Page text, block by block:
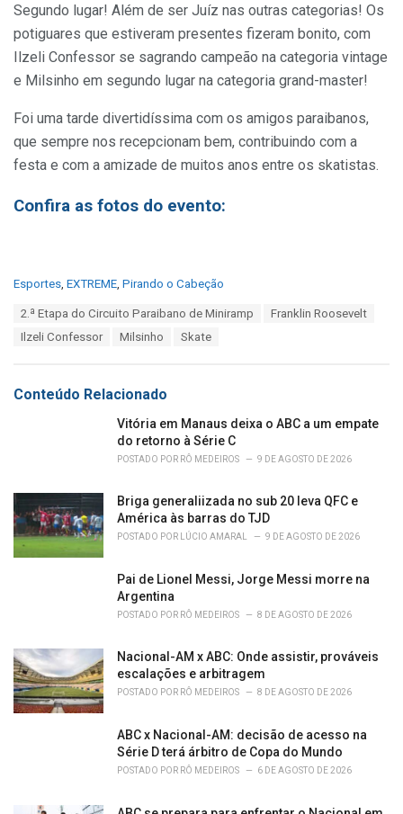
Segundo lugar! Além de ser Juíz nas outras categorias! Os
potiguares que estiveram presentes fizeram bonito, com
Ilzeli Confessor se sagrando campeão na categoria vintage
e Milsinho em segundo lugar na categoria grand-master!
Foi uma tarde divertidíssima com os amigos paraibanos,
que sempre nos recepcionam bem, contribuindo com a
festa e com a amizade de muitos anos entre os skatistas.
Confira as fotos do evento:
C
i
Esportes EXTREME Pirando o Cabeção
2.ª Etapa do Circuito Paraibano de Miniramp
Franklin Roosevelt
Ilzeli Confessor
Milsinho Skate
Conteúdo Relacionado
Vitória em Manaus deixa o ABC a um empate
do retorno à Série C
POSTADO POR RÔ MEDEIROS 9 DE AGOSTO DE 2026
Briga generaliizada no sub 20 leva QFC e
América às barras do TJD
POSTADO POR LÚCIO AMARAL 9 DE AGOSTO DE 2026
Pai de Lionel Messi, Jorge Messi morre na
Argentina
POSTADO POR RÔ MEDEIROS 8 DE AGOSTO DE 2026
Nacional-AM x ABC: Onde assistir, prováveis
escalações e arbitragem
POSTADO POR RÔ MEDEIROS 8 DE AGOSTO DE 2026
ABC x Nacional-AM: decisão de acesso na
Série D terá árbitro de Copa do Mundo
POSTADO POR RÔ MEDEIROS 6 DE AGOSTO DE 2026